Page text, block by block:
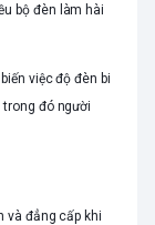
bộ đèn làm hài
việc độ đèn bi
trong đó người
và đẳng cấp khi